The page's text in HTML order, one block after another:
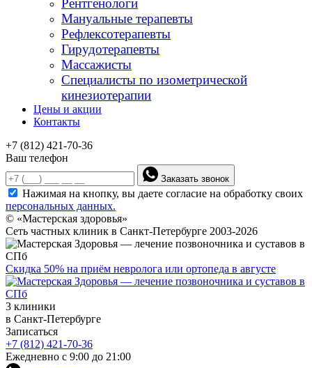
Рентгенологи
Мануальные терапевты
Рефлексотерапевты
Гирудотерапевты
Массажисты
Специалисты по изометрической
кинезиотерапии
Цены и акции
Контакты
+7 (812) 421-70-36
Ваш телефон
Заказать звонок
Нажимая на кнопку, вы даете согласие на обработку своих
персональных данных.
© «Мастерская здоровья»
Сеть частных клиник в Санкт-Петербурге 2003-2026
Скидка 50% на приём невролога или ортопеда в августе
3 клиники
в Санкт-Петербурге
Записаться
+7 (812) 421-70-36
Ежедневно с 9:00 до 21:00